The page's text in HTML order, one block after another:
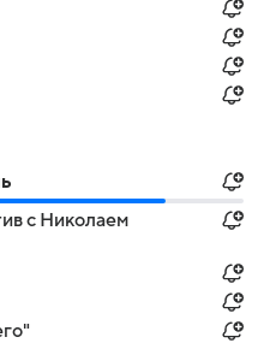
с Николаем